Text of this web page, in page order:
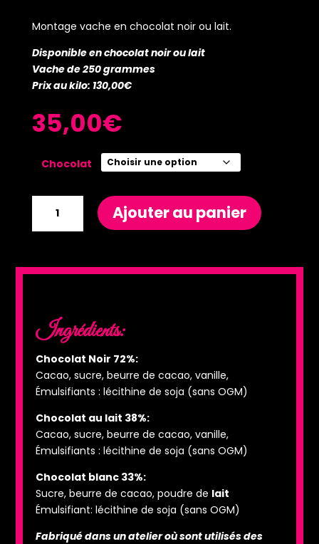
Montage vache en chocolat noir ou lait.
Disponible en chocolat noir ou lait
Vache de 250 grammes
Prix au kilo: 130,00€
35,00€
Chocolat
Vache
Ajouter au panier
Ingrédients:
Chocolat Noir 72%:
Cacao, sucre, beurre de cacao, vanille,
Émulsifiants : lécithine de soja (sans OGM)
Chocolat au lait 38%:
Cacao, sucre, beurre de cacao, vanille,
Émulsifiants : lécithine de soja (sans OGM)
Chocolat blanc 33%:
Sucre, beurre de cacao, poudre de lait
Émulsifiant: lécithine de soja (sans OGM)
Fabriqué dans un atelier où sont utilisés des